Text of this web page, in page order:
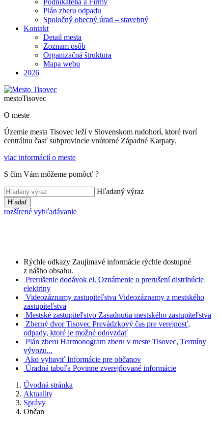
Podnikatelia a Firmy
Plán zberu odpadu
Spoločný obecný úrad – stavebný
Kontakt
Detail mesta
Zoznam osôb
Organizačná štruktura
Mapa webu
2026
mestoTisovec
O meste
Územie mesta Tisovec leží v Slovenskom rudohorí, ktoré tvorí
centrálnu časť subprovincie vnútorné Západné Karpaty.
viac informácií o meste
S čím Vám môžeme pomôcť ?
Hľadaný výraz
Hľadať
rozšírené vyhľadávanie
Rýchle odkazy Zaujímavé informácie rýchle dostupné
z nášho obsahu.
Prerušenie dodávok el. Oznámenie o prerušení distribúcie
elektriny
Videozáznamy zastupiteľstva Videozáznamy z mestského
zastupiteľstva
Mestské zastupiteľstvo Zasadnutia mestského zastupiteľstva
Zberný dvor Tisovec Prevádzkový čas pre verejnosť,
odpady, ktoré je možné odovzdať
Plán zberu Harmonogram zberu v meste Tisovec, Termíny
vývozu...
Ako vybaviť Informácie pre občanov
Úradná tabuľa Povinne zverejňované informácie
Úvodná stránka
Aktuality
Správy
Občan